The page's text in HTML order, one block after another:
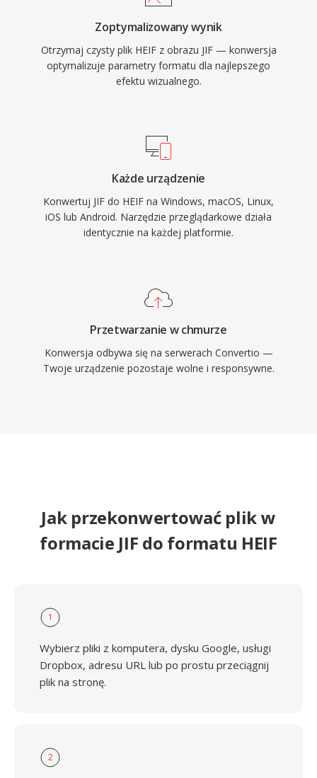
Zoptymalizowany wynik
Otrzymaj czysty plik HEIF z obrazu JIF — konwersja
optymalizuje parametry formatu dla najlepszego
efektu wizualnego.
Każde urządzenie
Konwertuj JIF do HEIF na Windows, macOS, Linux,
iOS lub Android. Narzędzie przeglądarkowe działa
identycznie na każdej platformie.
Przetwarzanie w chmurze
Konwersja odbywa się na serwerach Convertio —
Twoje urządzenie pozostaje wolne i responsywne.
Jak przekonwertować plik w
formacie JIF do formatu HEIF
1
Wybierz pliki z komputera, dysku Google, usługi
Dropbox, adresu URL lub po prostu przeciągnij
plik na stronę.
2